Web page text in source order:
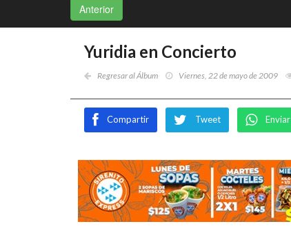
Anterior
Yuridia en Concierto
Regresar al Álbum Viernes, 22 de mayo de 2009
Compartir Tweet Enviar